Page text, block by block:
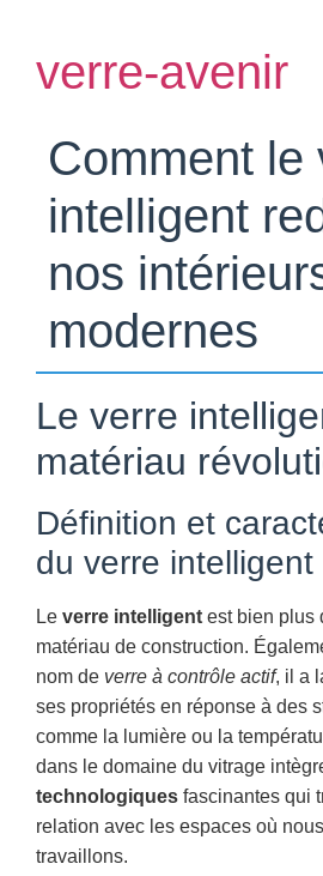
verre-avenir
Comment le
intelligent
nos
modernes
Le verre
matériau
Définition et
du verre intelligent
Le verre intelligent est bien plus
matériau de construction.
nom de verre à contrôle actif, il a
ses propriétés en réponse à des
comme la lumière ou la
dans le domaine du vitrage
technologiques fascinantes qui
relation avec les espaces où
travaillons.